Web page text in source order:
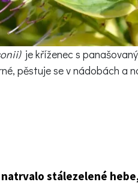
je kříženec s
pěstuje se v nádobách a
stálezelené